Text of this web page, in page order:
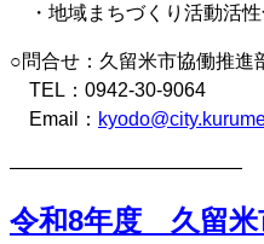
・地域まちづくり活動活
○問合せ：久留米市協働推進
TEL：0942-30-9064
Email：
————————————
令和8年度 久留米